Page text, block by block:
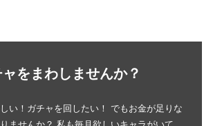
をまわしませんか？
い！ガチャを回したい！ でもお金が足りな